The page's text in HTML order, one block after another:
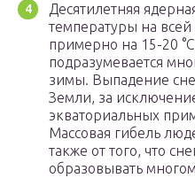
Десятилетняя
температуры на
примерно на 15-20
подразумевается
зимы. Выпадение
Земли, за
экваториальных
Массовая гибель
также от того, что
образовывать